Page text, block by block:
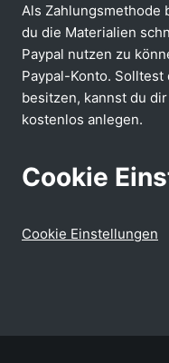
Als Zahlungsmethode
du die Materialien
Paypal nutzen zu
Paypal-Konto.
besitzen, kannst du
kostenlos anlegen.
Cookie
Cookie Einstellungen